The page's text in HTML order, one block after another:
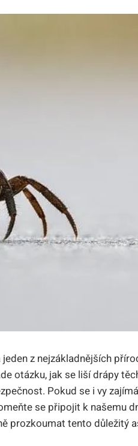
z nejzákladnějších
otázku, jak se liší drápy
Pokud se i vy
se připojit k našemu
prozkoumat tento důležitý